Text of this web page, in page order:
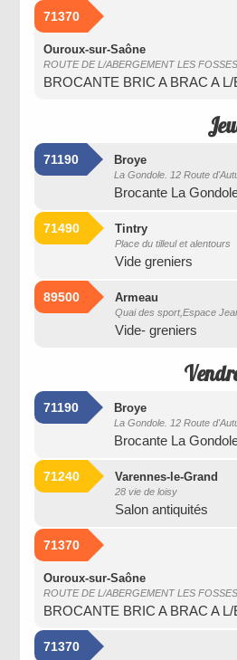
71370
Ouroux-sur-Saône
ROUTE DE L/ABERGEMENT LES FOSSES
BROCANTE BRIC A BRAC A
71190 Broye
La Gondole. 12 Route
Brocante La
71490 Tintry
Place du tilleul et alentours
Vide greniers
89500 Armeau
Quai des sport,Espace
Vide- greniers
71190 Broye
La Gondole. 12 Route
Brocante La
71240 Varennes-le-Grand
28 vie de loisy
Salon antiquités
71370
Ouroux-sur-Saône
ROUTE DE L/ABERGEMENT LES FOSSES
BROCANTE BRIC A BRAC A
71370